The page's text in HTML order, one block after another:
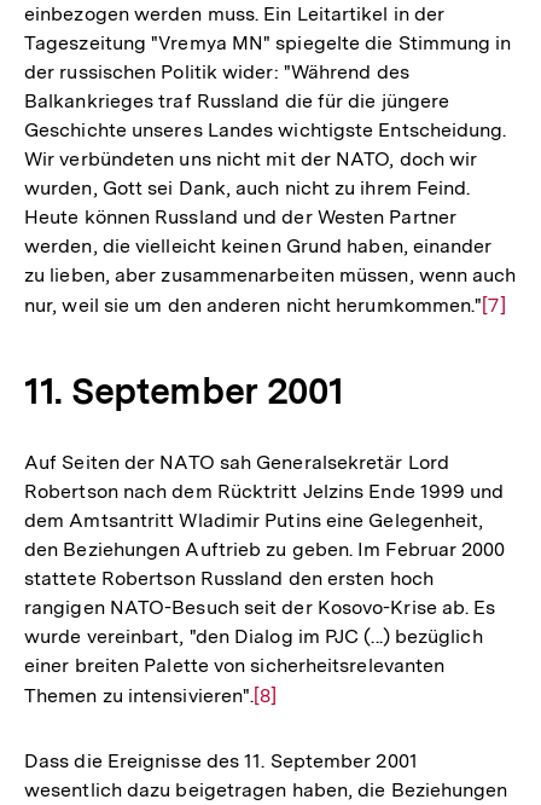
einbezogen werden muss. Ein Leitartikel in der
Tageszeitung "Vremya MN" spiegelte die Stimmung in
der russischen Politik wider: "Während des
Balkankrieges traf Russland die für die jüngere
Geschichte unseres Landes wichtigste Entscheidung.
Wir verbündeten uns nicht mit der NATO, doch wir
wurden, Gott sei Dank, auch nicht zu ihrem Feind.
Heute können Russland und der Westen Partner
werden, die vielleicht keinen Grund haben, einander
zu lieben, aber zusammenarbeiten müssen, wenn auch
nur, weil sie um den anderen nicht herumkommen."Zur
[7]
11. September 2001
Auf Seiten der NATO sah Generalsekretär Lord
Robertson nach dem Rücktritt Jelzins Ende 1999 und
dem Amtsantritt Wladimir Putins eine Gelegenheit,
den Beziehungen Auftrieb zu geben. Im Februar 2000
stattete Robertson Russland den ersten hoch
rangigen NATO-Besuch seit der Kosovo-Krise ab. Es
wurde vereinbart, "den Dialog im PJC (...) bezüglich
einer breiten Palette von sicherheitsrelevanten
Themen zu intensivieren".Zur
der
Fußnote
[8]
Dass die Ereignisse des 11. September 2001
wesentlich dazu beigetragen haben, die Beziehungen